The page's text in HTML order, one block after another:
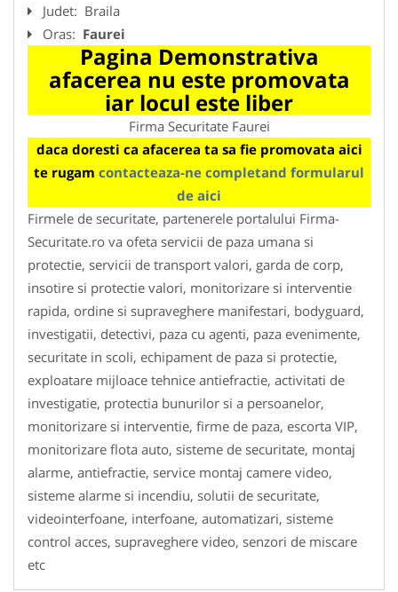
Judet: Braila
Oras: Faurei
Pagina Demonstrativa
afacerea nu este promovata
iar locul este liber
Firma Securitate Faurei
daca doresti ca afacerea ta sa fie promovata aici
te rugam contacteaza-ne completand formularul
de aici
Firmele de securitate, partenerele portalului Firma-
Securitate.ro va ofeta servicii de paza umana si
protectie, servicii de transport valori, garda de corp,
insotire si protectie valori, monitorizare si interventie
rapida, ordine si supraveghere manifestari, bodyguard,
investigatii, detectivi, paza cu agenti, paza evenimente,
securitate in scoli, echipament de paza si protectie,
exploatare mijloace tehnice antiefractie, activitati de
investigatie, protectia bunurilor si a persoanelor,
monitorizare si interventie, firme de paza, escorta VIP,
monitorizare flota auto, sisteme de securitate, montaj
alarme, antiefractie, service montaj camere video,
sisteme alarme si incendiu, solutii de securitate,
videointerfoane, interfoane, automatizari, sisteme
control acces, supraveghere video, senzori de miscare
etc